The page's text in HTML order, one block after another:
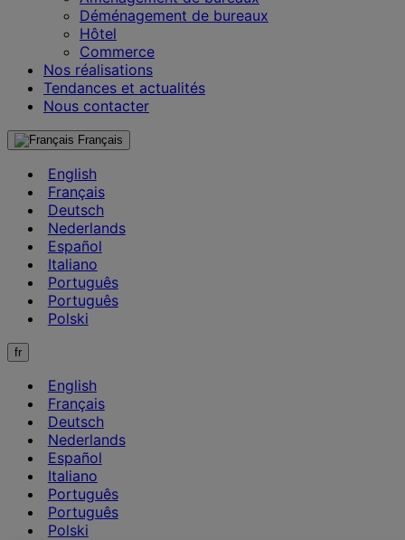
Déménagement de bureaux
Hôtel
Commerce
Nos réalisations
Tendances et actualités
Nous contacter
Français
English
Français
Deutsch
Nederlands
Español
Italiano
Português
Português
Polski
fr
English
Français
Deutsch
Nederlands
Español
Italiano
Português
Português
Polski